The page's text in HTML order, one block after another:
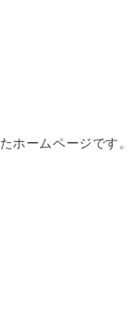
ホームページです